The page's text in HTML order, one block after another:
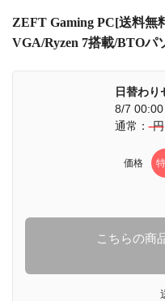
ZEFT Gaming PC[送料無
VGA/Ryzen 7搭載/BTOパ
日替わり
8/7
通常：-円
価格
こちらの商